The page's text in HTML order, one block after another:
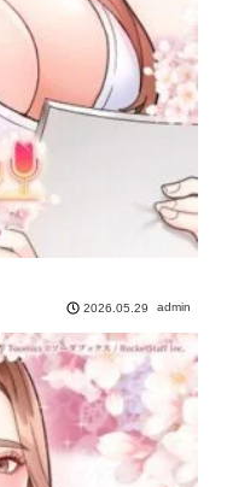
2026.05.29 admin